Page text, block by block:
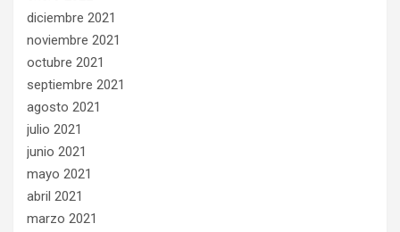
diciembre 2021
noviembre 2021
octubre 2021
septiembre 2021
agosto 2021
julio 2021
junio 2021
mayo 2021
abril 2021
marzo 2021